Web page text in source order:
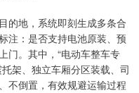
的地，系统即刻生成多条合
：是否支持电池原装、预
门。其中，“电动车整车专
架、独立车厢分区装载、司
不倒置，有效规避运输过程